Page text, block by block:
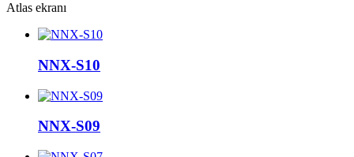
Atlas ekranı
NNX-S10
NNX-S09